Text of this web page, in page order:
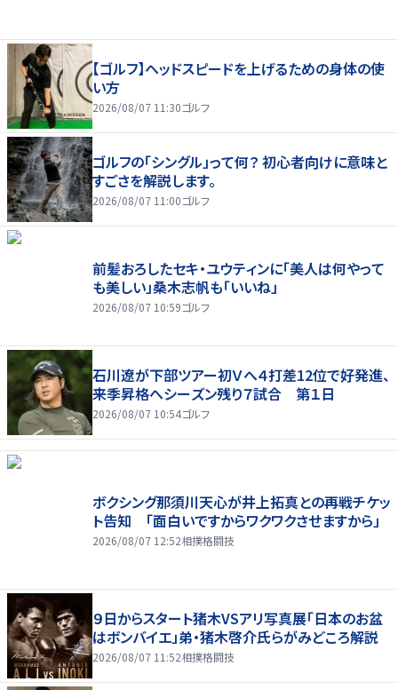
【ゴルフ】ヘッドスピードを上げるための身体の使
い方
2026/08/07 11:30ゴルフ
ゴルフの「シングル」って何？ 初心者向けに意味と
すごさを解説します。
2026/08/07 11:00ゴルフ
前髪おろしたセキ・ユウティンに「美人は何やって
も美しい」桑木志帆も「いいね」
2026/08/07 10:59ゴルフ
石川遼が下部ツアー初Ｖへ４打差12位で好発進、
来季昇格へシーズン残り７試合 第１日
2026/08/07 10:54ゴルフ
ボクシング那須川天心が井上拓真との再戦チケッ
ト告知 「面白いですからワクワクさせますから」
2026/08/07 12:52相撲格闘技
９日からスタート猪木VSアリ写真展「日本のお盆
はボンバイエ」弟・猪木啓介氏らがみどころ解説
2026/08/07 11:52相撲格闘技